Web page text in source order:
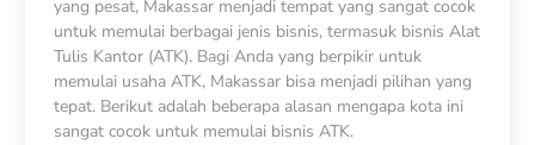
yang pesat, Makassar menjadi tempat yang sangat cocok
untuk memulai berbagai jenis bisnis, termasuk bisnis Alat
Tulis Kantor (ATK). Bagi Anda yang berpikir untuk
memulai usaha ATK, Makassar bisa menjadi pilihan yang
tepat. Berikut adalah beberapa alasan mengapa kota ini
sangat cocok untuk memulai bisnis ATK.